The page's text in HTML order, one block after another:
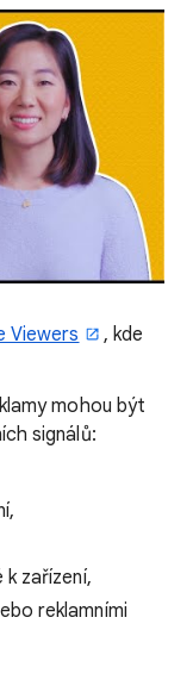
Viewers
, kde
mohou být
signálů:
zařízení,
reklamními